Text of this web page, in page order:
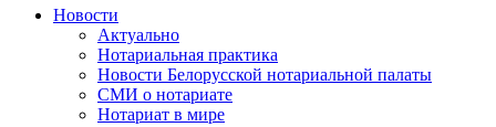
Новости
Актуально
Нотариальная практика
Новости Белорусской нотариальной палаты
СМИ о нотариате
Нотариат в мире